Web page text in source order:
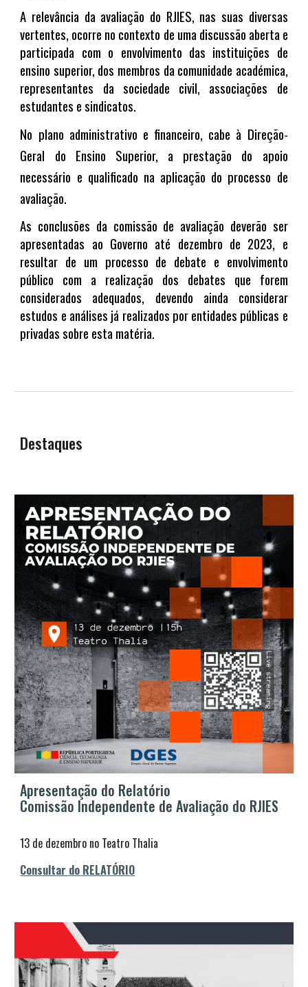
A relevância da avaliação do RJIES, nas suas diversas
vertentes, ocorre no contexto de uma discussão aberta e
participada com o envolvimento das instituições de
ensino superior, dos membros da comunidade académica,
representantes da sociedade civil, associações de
estudantes e sindicatos.
No plano administrativo e financeiro, cabe à Direção-
Geral do Ensino Superior, a prestação do apoio
necessário e qualificado na aplicação do processo de
avaliação.
As conclusões da comissão de avaliação deverão ser
apresentadas ao Governo até dezembro de 2023, e
resultar de um processo de debate e envolvimento
público com a realização dos debates que forem
considerados adequados, devendo ainda considerar
estudos e análises já realizados por entidades públicas e
privadas sobre esta matéria.
Destaques
Apresentação do Relatório
Comissão Independente de Avaliação do RJIES
13 de dezembro no Teatro Thalia
Consultar do RELATÓRIO